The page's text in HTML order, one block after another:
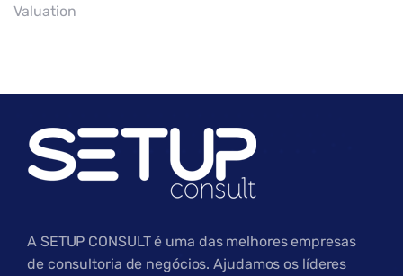
Valuation
A SETUP CONSULT é uma das melhores empresas
de consultoria de negócios. Ajudamos os líderes